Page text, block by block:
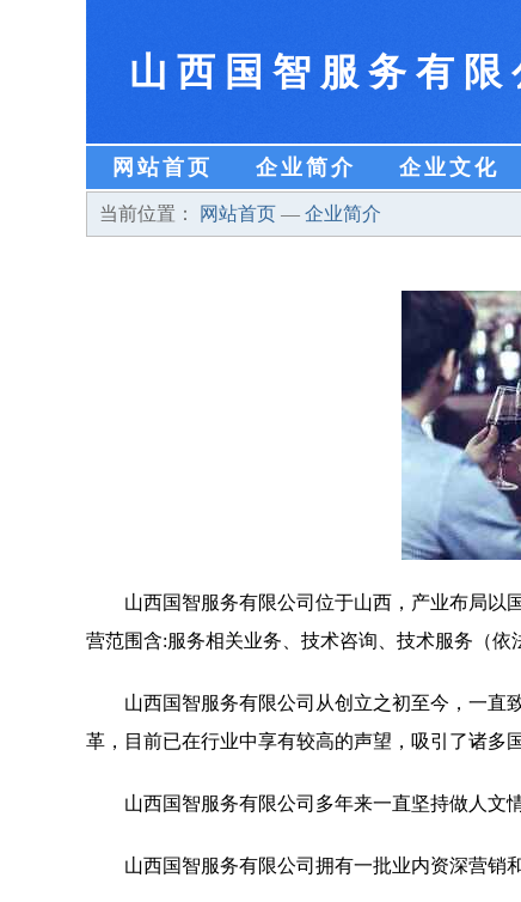
山西国智服务有限
网站首页 企业简介 企业文化
当前位置： 网站首页 — 企业简介
山西国智服务有限公司位于山西，产业布局以
营范围含:服务相关业务、技术咨询、技术服务（依
山西国智服务有限公司从创立之初至今，一直
革，目前已在行业中享有较高的声望，吸引了诸多
山西国智服务有限公司多年来一直坚持做人文
山西国智服务有限公司拥有一批业内资深营销